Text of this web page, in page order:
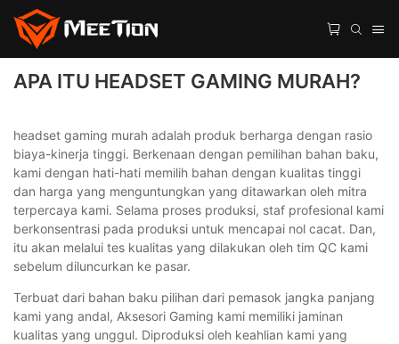
APA ITU HEADSET GAMING MURAH?
headset gaming murah adalah produk berharga dengan rasio
biaya-kinerja tinggi. Berkenaan dengan pemilihan bahan baku,
kami dengan hati-hati memilih bahan dengan kualitas tinggi
dan harga yang menguntungkan yang ditawarkan oleh mitra
terpercaya kami. Selama proses produksi, staf profesional kami
berkonsentrasi pada produksi untuk mencapai nol cacat. Dan,
itu akan melalui tes kualitas yang dilakukan oleh tim QC kami
sebelum diluncurkan ke pasar.
Terbuat dari bahan baku pilihan dari pemasok jangka panjang
kami yang andal, Aksesori Gaming kami memiliki jaminan
kualitas yang unggul. Diproduksi oleh keahlian kami yang